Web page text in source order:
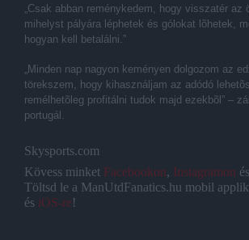
„Csak abban reménykedem, hogy visszatér az
mihelyst pályára léphetek és gólokat lõhetek,
hogyan kell betalálni.”
„Minden nap nagyon keményen dolgozom az
törekszem, hogy kihasználjam az adódó
remélhetõleg profitálni tudok majd ezekbõl” –
portugál.
Skysports.com
Kövess minket Facebookon, Instagramon és
Töltsd le a ManUtdFanatics.hu mobil
és iOS-re!